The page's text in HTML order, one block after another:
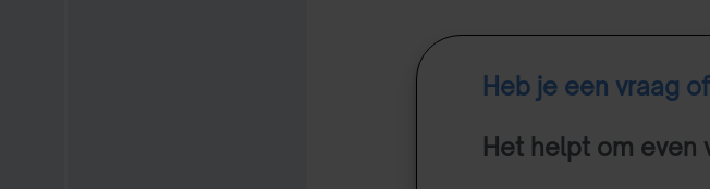
Heb je een vraag
Het helpt om even